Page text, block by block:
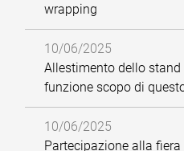
wrapping
10/06/2025
Allestimento dello
funzione scopo di
10/06/2025
Partecipazione alla